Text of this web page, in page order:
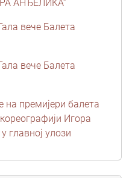
АНЂЕЛИКА”
вече Балета
вече Балета
на премијери балета
Игора
главној улози